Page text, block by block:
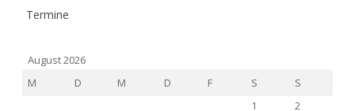
Termine
August 2026
M
D M D F S
S
1
2